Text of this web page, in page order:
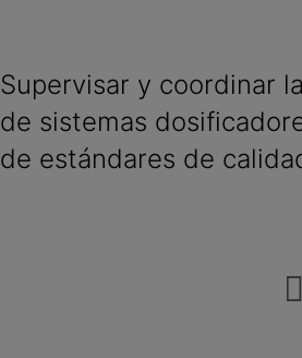
Supervisar y coordinar
de sistemas
de estándares de